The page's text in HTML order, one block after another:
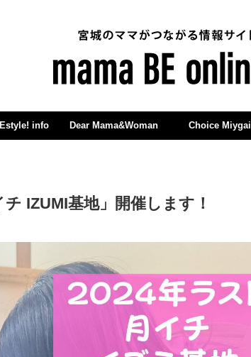
info Dear Mama&Woman Choice Miygai
チ IZUMI基地」開催します！